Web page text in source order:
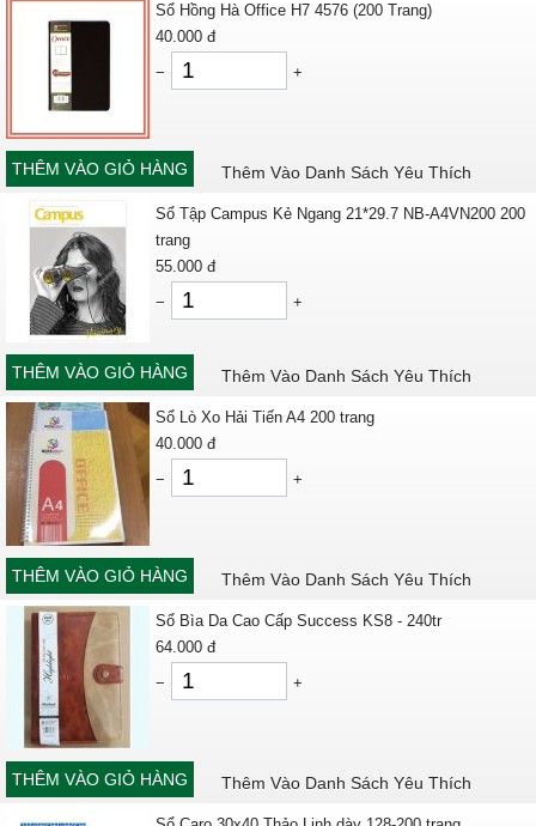
Sổ Hồng Hà Office H7 4576 (200 Trang)
40.000 đ
−
+
THÊM VÀO GIỎ HÀNG Thêm Vào Danh Sách Yêu Thích
Sổ Tập Campus Kẻ Ngang 21*29.7 NB-A4VN200 200
trang
55.000 đ
−
+
THÊM VÀO GIỎ HÀNG Thêm Vào Danh Sách Yêu Thích
Sổ Lò Xo Hải Tiến A4 200 trang
40.000 đ
−
+
THÊM VÀO GIỎ HÀNG Thêm Vào Danh Sách Yêu Thích
Sổ Bìa Da Cao Cấp Success KS8 - 240tr
64.000 đ
−
+
THÊM VÀO GIỎ HÀNG Thêm Vào Danh Sách Yêu Thích